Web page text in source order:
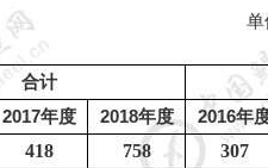
单
合计
2017年度 2018年度 2016年
418 758
307